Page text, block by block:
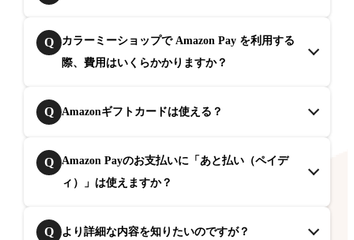
Q
カラーミーショップで Amazon Pay を利用する
際、費用はいくらかかりますか？
Q Amazonギフトカードは使える？
Q
Amazon Payのお支払いに「あと払い（ペイデ
ィ）」は使えますか？
Q より詳細な内容を知りたいのですが？